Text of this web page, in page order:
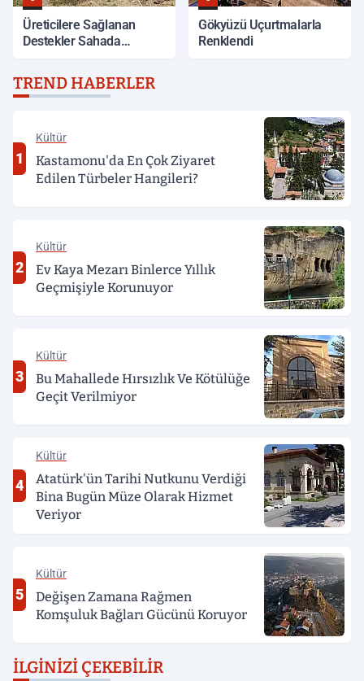
Üreticilere Sağlanan
Destekler Sahada
Gökyüzü Uçurtmalarla
Renklendi
TREND HABERLER
1
Kültür
Kastamonu'da En Çok Ziyaret
Edilen Türbeler Hangileri?
2
Kültür
Ev Kaya Mezarı Binlerce Yıllık
Geçmişiyle Korunuyor
3
Kültür
Bu Mahallede Hırsızlık Ve Kötülüğe
Geçit Verilmiyor
4
Kültür
Atatürk'ün Tarihi Nutkunu Verdiği
Bina Bugün Müze Olarak Hizmet
Veriyor
5
Kültür
Değişen Zamana Rağmen
Komşuluk Bağları Gücünü Koruyor
İLGINIZI ÇEKEBILIR